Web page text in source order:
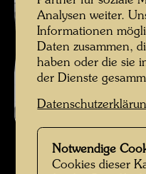
Hundertwasser im Otto-
Fotograf:
Analysen weiter.
Informationen
Daten zusammen,
haben oder die sie
der Dienste
Notwendige
Cookies dieser